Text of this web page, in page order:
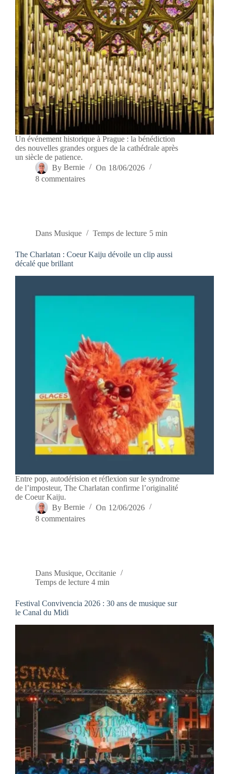
Un événement historique à Prague : la bénédiction
des nouvelles grandes orgues de la cathédrale après
un siècle de patience.
By Bernie On 18/06/2026
8 commentaires
Dans Musique Temps de lecture 5 min
The Charlatan : Coeur Kaiju dévoile un clip aussi
décalé que brillant
Entre pop, autodérision et réflexion sur le syndrome
de l’imposteur, The Charlatan confirme l’originalité
de Coeur Kaiju.
By Bernie On 12/06/2026
8 commentaires
Dans Musique,Occitanie
Temps de lecture 4 min
Festival Convivencia 2026 : 30 ans de musique sur
le Canal du Midi